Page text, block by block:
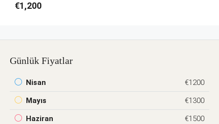
€1,200
Günlük Fiyatlar
Nisan €1200
Mayıs €1300
Haziran €1500